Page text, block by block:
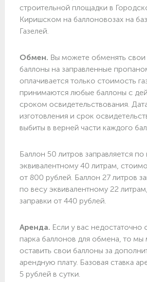
строительной площадки в
Киришском на баллоновозах на
Газелей.
Обмен. Вы можете обменять свои
баллоны на заправленные
оплачивается только стоимость
принимаются любые баллоны с
сроком освидетельствования.
изготовления и срок
выбиты в верней части каждого
Баллон 50 литров заправляется по
эквивалентному 40 литрам,
от 800 рублей. Баллон 27 литров
по весу эквивалентному 22
заправки от 440 рублей.
Аренда. Если у вас недостаточно
парка баллонов для обмена, то
оставить свои баллоны за
арендную плату. Базовая ставка
5 рублей в сутки.